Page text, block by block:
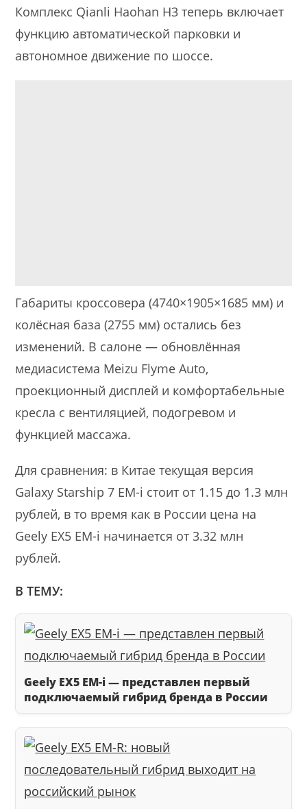
Комплекс Qianli Haohan H3 теперь включает
функцию автоматической парковки и
автономное движение по шоссе.
Габариты кроссовера (4740×1905×1685 мм) и
колёсная база (2755 мм) остались без
изменений. В салоне — обновлённая
медиасистема Meizu Flyme Auto,
проекционный дисплей и комфортабельные
кресла с вентиляцией, подогревом и
функцией массажа.
Для сравнения: в Китае текущая версия
Galaxy Starship 7 EM-i стоит от 1.15 до 1.3 млн
рублей, в то время как в России цена на
Geely EX5 EM-i начинается от 3.32 млн
рублей.
В ТЕМУ:
Geely EX5 EM-i — представлен первый
подключаемый гибрид бренда в России